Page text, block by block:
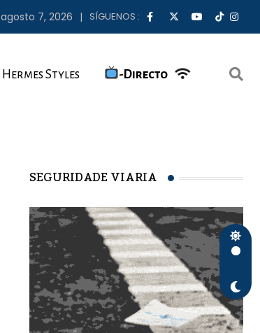
agosto 7, 2026 SÍGUENOS :
Hermes Styles -Directo
SEGURIDADE VIARIA